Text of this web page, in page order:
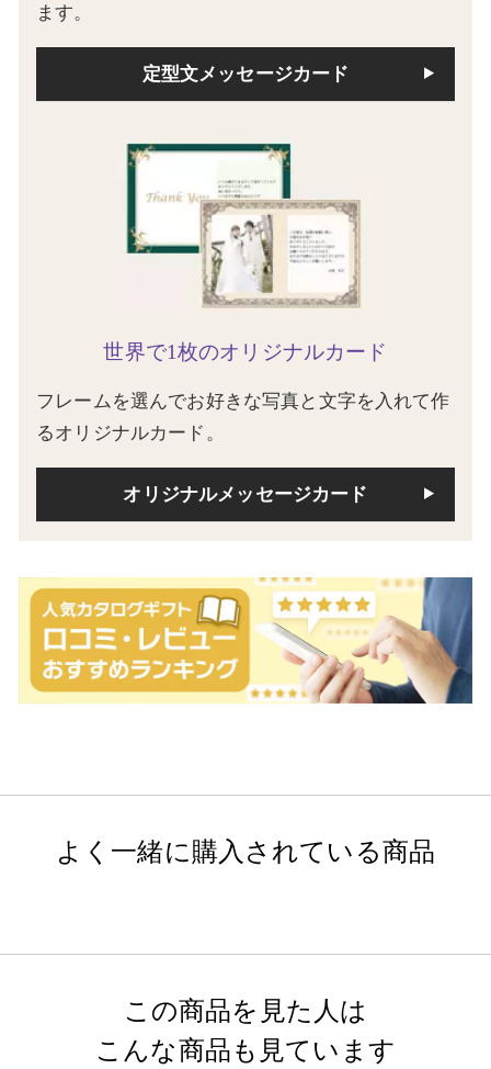
ます。
定型文メッセージカード
世界で1枚のオリジナルカード
フレームを選んでお好きな写真と文字を入れて作
るオリジナルカード。
オリジナルメッセージカード
よく一緒に購入されている商品
この商品を見た人は
こんな商品も見ています